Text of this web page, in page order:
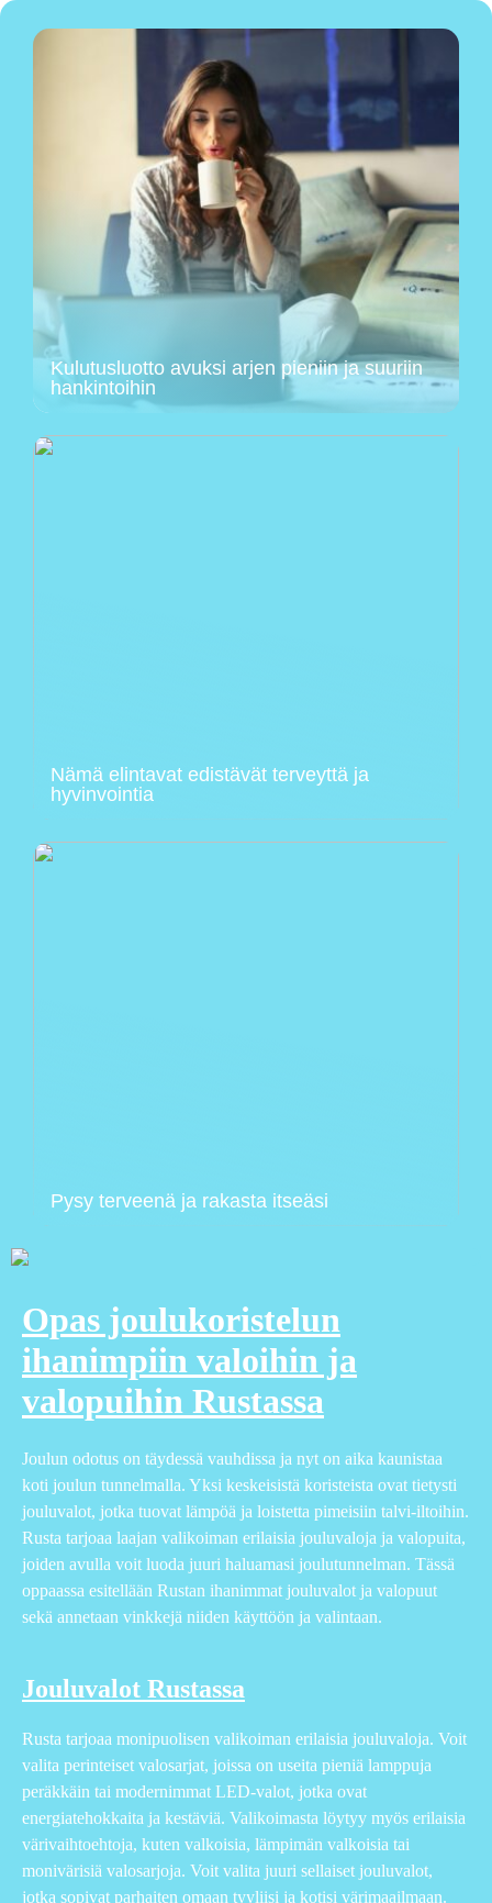
Kulutusluotto avuksi arjen pieniin ja suuriin
hankintoihin
Nämä elintavat edistävät terveyttä ja
hyvinvointia
Pysy terveenä ja rakasta itseäsi
Opas joulukoristelun
ihanimpiin valoihin ja
valopuihin Rustassa
Joulun odotus on täydessä vauhdissa ja nyt on aika kaunistaa
koti joulun tunnelmalla. Yksi keskeisistä koristeista ovat tietysti
jouluvalot, jotka tuovat lämpöä ja loistetta pimeisiin talvi-iltoihin.
Rusta tarjoaa laajan valikoiman erilaisia jouluvaloja ja valopuita,
joiden avulla voit luoda juuri haluamasi joulutunnelman. Tässä
oppaassa esitellään Rustan ihanimmat jouluvalot ja valopuut
sekä annetaan vinkkejä niiden käyttöön ja valintaan.
Jouluvalot Rustassa
Rusta tarjoaa monipuolisen valikoiman erilaisia jouluvaloja. Voit
valita perinteiset valosarjat, joissa on useita pieniä lamppuja
peräkkäin tai modernimmat LED-valot, jotka ovat
energiatehokkaita ja kestäviä. Valikoimasta löytyy myös erilaisia
värivaihtoehtoja, kuten valkoisia, lämpimän valkoisia tai
monivärisiä valosarjoja. Voit valita juuri sellaiset jouluvalot,
jotka sopivat parhaiten omaan tyyliisi ja kotisi värimaailmaan.